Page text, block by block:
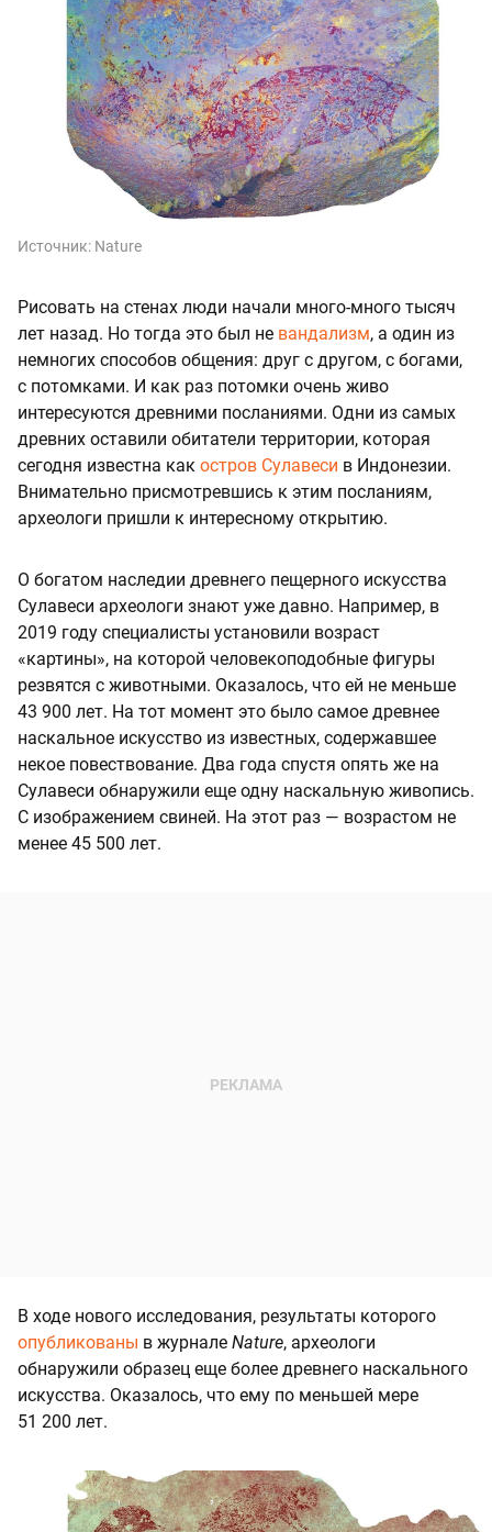
Источник: Nature
Рисовать на стенах люди начали много-много тысяч
лет назад. Но тогда это был не вандализм, а один из
немногих способов общения: друг с другом, с богами,
с потомками. И как раз потомки очень живо
интересуются древними посланиями. Одни из самых
древних оставили обитатели территории, которая
сегодня известна как остров Сулавеси в Индонезии.
Внимательно присмотревшись к этим посланиям,
археологи пришли к интересному открытию.
О богатом наследии древнего пещерного искусства
Сулавеси археологи знают уже давно. Например, в
2019 году специалисты установили возраст
«картины», на которой человекоподобные фигуры
резвятся с животными. Оказалось, что ей не меньше
43 900 лет. На тот момент это было самое древнее
наскальное искусство из известных, содержавшее
некое повествование. Два года спустя опять же на
Сулавеси обнаружили еще одну наскальную живопись.
С изображением свиней. На этот раз — возрастом не
менее 45 500 лет.
В ходе нового исследования, результаты которого
опубликованы в журнале Nature, археологи
обнаружили образец еще более древнего наскального
искусства. Оказалось, что ему по меньшей мере
51 200 лет.